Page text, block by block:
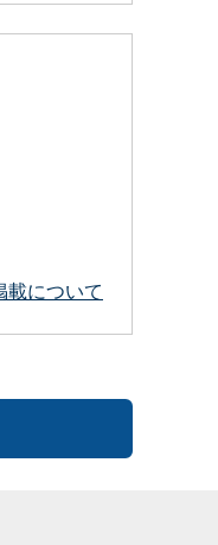
載について